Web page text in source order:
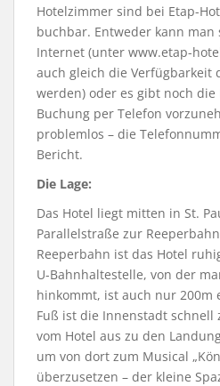
Hotelzimmer sind bei Etap-
buchbar. Entweder kann
Internet (unter www.etap-
auch gleich die
werden) oder es gibt noch
Buchung per Telefon
problemlos – die
Bericht.
Die Lage:
Das Hotel liegt mitten in St.
Parallelstraße zur
Reeperbahn ist das Hotel
U-Bahnhaltestelle, von der
hinkommt, ist auch nur 200m
Fuß ist die Innenstadt schnell
vom Hotel aus zu den
um von dort zum Musical
überzusetzen – der kleine